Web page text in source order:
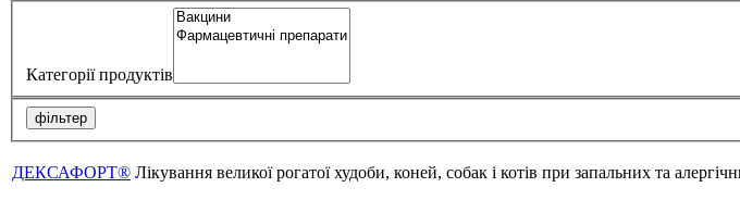
Категорії продуктів
фільтер
ДЕКСАФОРТ® Лікування великої рогатої худоби, коней, собак і котів при запальних та